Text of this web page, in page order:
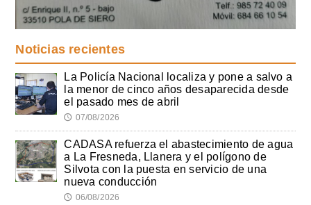
Noticias recientes
La Policía Nacional localiza y pone a salvo a
la menor de cinco años desaparecida desde
el pasado mes de abril
🕔 07/08/2026
CADASA refuerza el abastecimiento de agua
a La Fresneda, Llanera y el polígono de
Silvota con la puesta en servicio de una
nueva conducción
🕔 06/08/2026